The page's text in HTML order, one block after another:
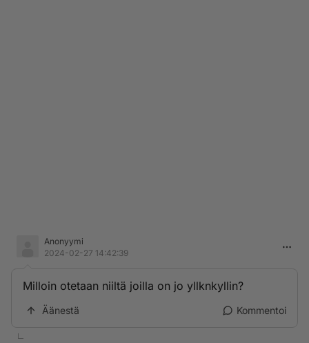
Anonyymi
2024-02-27 14:42:39
Milloin otetaan niiltä joilla on jo yllknkyllin?
Äänestä Kommentoi